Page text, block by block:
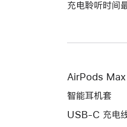
充电聆听时间
AirPods
智能耳机套
USB-C 充电